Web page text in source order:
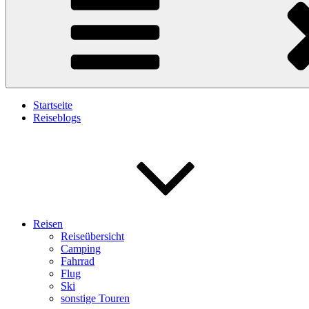
Startseite
Reiseblogs
Reisen
Reiseübersicht
Camping
Fahrrad
Flug
Ski
sonstige Touren